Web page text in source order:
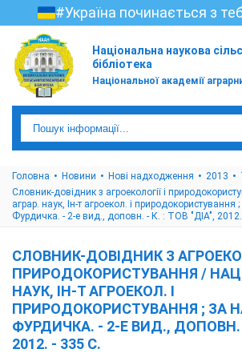
#Україна починається з
Національна наукова
бібліотека
Національної академії
Головна Новини Нові надходження 2013
Словник-довідник з агроекології і
аграр. наук, Ін-т агроекол. і природокористування
Фурдичка. - 2-е вид., доповн. - К. : ТОВ "ДІА", 2012.
СЛОВНИК-ДОВІДНИК З
ПРИРОДОКОРИСТУВАННЯ / НАЦ.
НАУК, ІН-Т АГРОЕКОЛ. І
ПРИРОДОКОРИСТУВАННЯ ; ЗА
ФУРДИЧКА. - 2-Е ВИД., ДОПОВН.
2012. - 335 С.